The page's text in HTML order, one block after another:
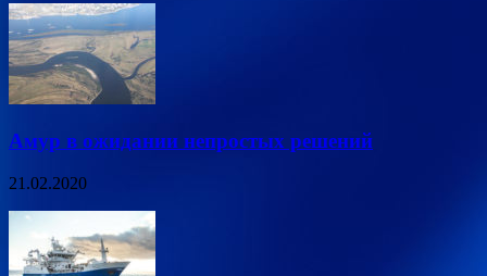
Амур в ожидании непростых решений
21.02.2020